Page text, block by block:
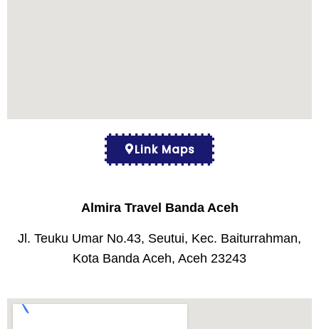
Link Maps
Almira Travel Banda Aceh
Jl. Teuku Umar No.43, Seutui, Kec. Baiturrahman,
Kota Banda Aceh, Aceh 23243